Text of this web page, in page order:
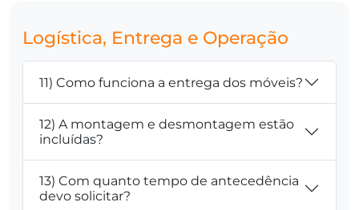
Logística, Entrega e Operação
11) Como funciona a entrega dos móveis?
12) A montagem e desmontagem estão
incluídas?
13) Com quanto tempo de antecedência
devo solicitar?